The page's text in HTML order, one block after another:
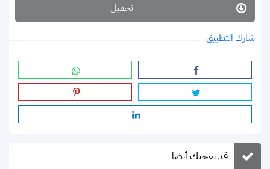
تحميل
شارك التطبيق
قد يعجبك أيضا